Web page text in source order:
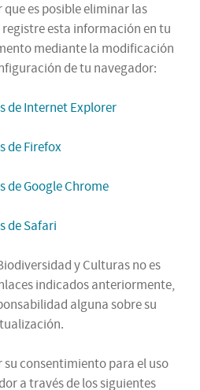
que es posible eliminar las
esta información en tu
mediante la modificación
de tu navegador:
de Internet Explorer
de Firefox
de Google Chrome
de Safari
y Culturas no es
indicados anteriormente,
alguna sobre su
su consentimiento para el uso
a través de los siguientes